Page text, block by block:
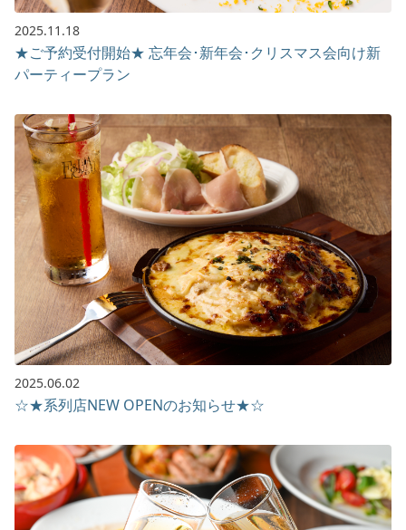
2025.11.18
★ご予約受付開始★ 忘年会･新年会･クリスマス会向け新
パーティープラン
2025.06.02
☆★系列店NEW OPENのお知らせ★☆